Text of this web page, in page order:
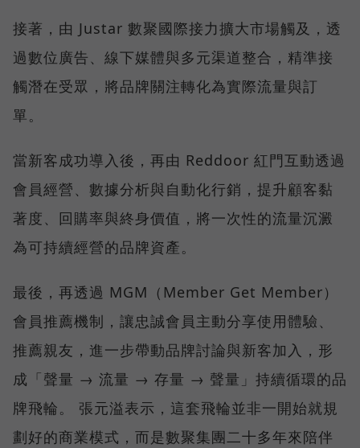
接著，由 Justar 數聚國際接力擴大市場觸及，透
過數位廣告、線下媒體與多元渠道整合，精準接
觸潛在受眾，將品牌關注轉化為實際流量與訂
單。
當新客成功導入後，再由 Reddoor 紅門互動透過
會員經營、數據分析與自動化行銷，提升顧客黏
著度、回購率與終身價值，將一次性的流量沉澱
為可持續經營的品牌資產。
最後，再透過 MGM（Member Get Member）
會員推薦機制，讓忠誠會員主動分享使用體驗、
推薦親友，進一步帶動品牌討論與新客加入，形
成「聲量 → 流量 → 存量 → 聲量」持續循環的品
牌飛輪。 張元溢表示，這套飛輪並非一開始就規
劃好的商業模式，而是數聚集團二十多年來陪伴